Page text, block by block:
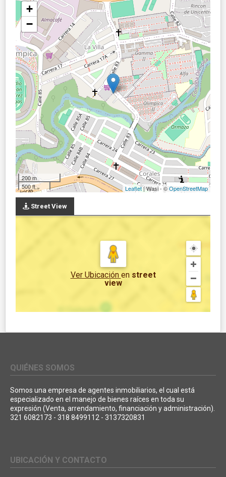
+
−
200 m
500 ft
Leaflet| Wasi - ©OpenStreetMap
Street View
Ver Ubicación en street
view
QUIÉNES SOMOS
Somos una empresa de agentes inmobiliarios, el cual está
especializado en el manejo de bienes raíces en toda su
expresión (Venta, arrendamiento, financiación y administración).
321 6082173 - 318 8499112 - 3137320831
UBICACIÓN Y CONTACTO